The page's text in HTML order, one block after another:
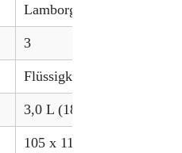
Lamborghini
3
Flüssigkeitsgekühlt
3,0 L (183,06 in³)
105 x 115 mm